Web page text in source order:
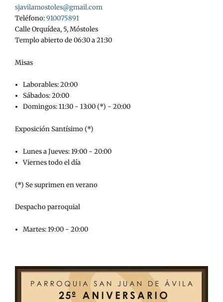
sjavilamostoles@gmail.com
Teléfono:910075891
Calle Orquídea, 5, Móstoles
Templo abierto de 06:30 a 21:30
Misas
Laborables: 20:00
Sábados: 20:00
Domingos: 11:30 - 13:00 (*) - 20:00
Exposición Santísimo (*)
Lunes a Jueves: 19:00 - 20:00
Viernes todo el día
(*) Se suprimen en verano
Despacho parroquial
Martes: 19:00 - 20:00